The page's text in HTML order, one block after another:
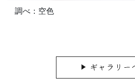
調べ：空色